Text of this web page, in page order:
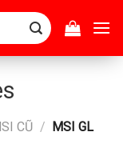
CŨ /
MSI GL